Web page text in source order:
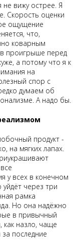
не вижу острее. Я
Скорость оценки
ощущение
что,
коварным
проигрыше перед
а потому что я к
на
спор с
думаем об
А надо бы.
продукт -
на мягких лапах.
у всех в конечном
через три
рамка
Но она надёжно
в привычный
как назло, чаще
последние